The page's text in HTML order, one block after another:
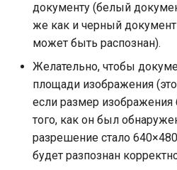
документу (белый
же как и черный
может быть распознан).
Желательно, чтобы
площади изображения
если размер изображения
того, как он был
разрешение стало
будет разпознан